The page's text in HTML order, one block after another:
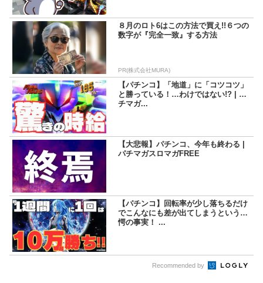
８月のロト6はこの方法で買え!!６つの
数字が『完全一致』する方法
PR(株式会社MURA)
【パチンコ】「地道」に「コツコツ」
と勝っている！…わけではない!? | パ
チマガ...
【大悲報】パチンコ、今年も終わる |
パチマガスロマガFREE
【パチンコ】回転率が少し落ちるだけ
でこんなにも差が出てしまうという驚
愕の事実！ ...
Recommended by